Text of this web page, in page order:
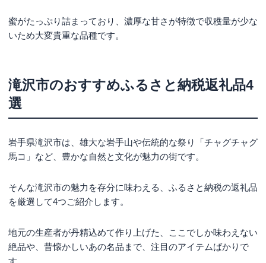
蜜がたっぷり詰まっており、濃厚な甘さが特徴で収穫量が少な
いため大変貴重な品種です。
滝沢市のおすすめふるさと納税返礼品4
選
岩手県滝沢市は、雄大な岩手山や伝統的な祭り「チャグチャグ
馬コ」など、豊かな自然と文化が魅力の街です。
そんな滝沢市の魅力を存分に味わえる、ふるさと納税の返礼品
を厳選して4つご紹介します。
地元の生産者が丹精込めて作り上げた、ここでしか味わえない
絶品や、昔懐かしいあの名品まで、注目のアイテムばかりで